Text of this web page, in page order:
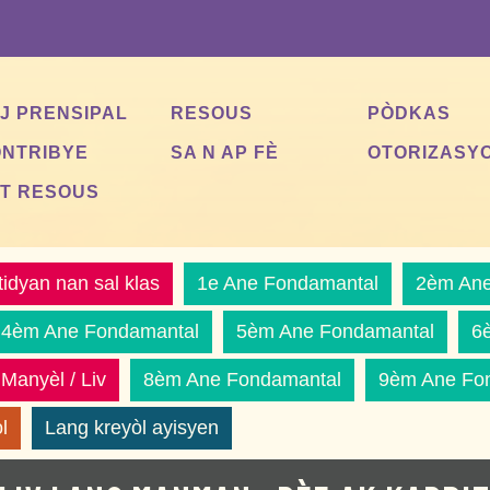
PRENSIPAL RESOUS
PÒDKAS
SA N AP FÈ
RESOUS
nan sal klas 1e Ane Fondamantal 2èm
4èm Ane Fondamantal 5èm Ane Fondamantal
Manyèl / Liv 8èm Ane Fondamantal 9èm Ane
Lang kreyòl ayisyen